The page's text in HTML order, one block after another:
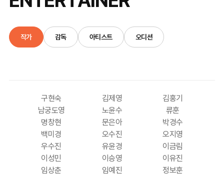
작가 감독 아티스트 오디션
구현숙 김제영
김홍기
남궁도영
노윤수
류훈
명창현
문은아
박경수
백미경
오수진
오지영
우수진
유윤경
이금림
이성민
이승영
이유진
임상춘
임예진
정보훈